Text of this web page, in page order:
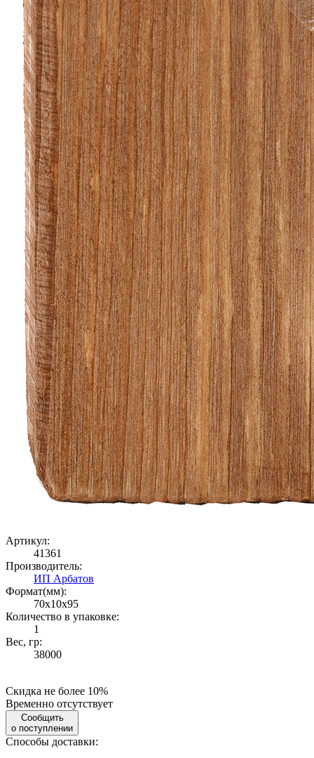
Артикул:
41361
Производитель:
ИП Арбатов
Формат(мм):
70x10x95
Количество в упаковке:
1
Вес, гр:
38000
Скидка не более 10%
Временно отсутствует
Сообщить
о поступлении
Способы доставки: